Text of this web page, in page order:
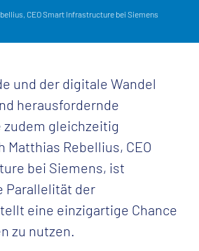
CEO Smart Infrastructure bei Siemens
und der digitale Wandel
herausfordernde
zudem gleichzeitig
Rebellius, CEO
bei Siemens, ist
Parallelität der
eine einzigartige Chance
zu nutzen.